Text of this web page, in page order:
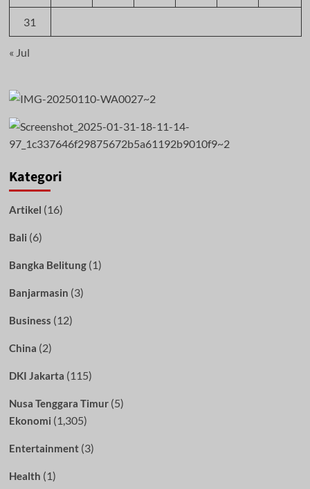
31
« Jul
Kategori
Artikel (16)
Bali (6)
Bangka Belitung(1)
Banjarmasin (3)
Business (12)
China (2)
DKI Jakarta (115)
Nusa Tenggara Timur(5)
Ekonomi (1,305)
Entertainment(3)
Health (1)